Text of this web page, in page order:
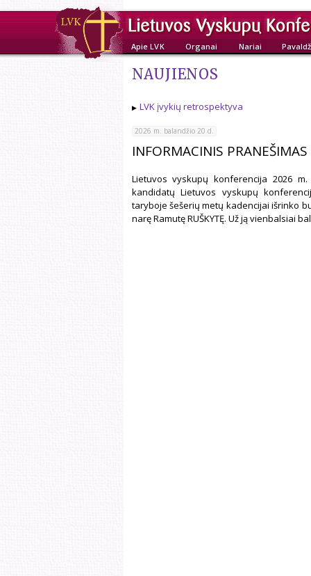
Apie LVK Organai Nariai
NAUJIENOS
LVK įvykių retrospektyva
2026 m. balandžio 20 d.
INFORMACINIS PRANEŠIMAS
Lietuvos vyskupų konferencija 2026
kandidatų Lietuvos vyskupų
taryboje šešerių metų kadencijai išrinko
narę Ramutę RUŠKYTĘ. Už ją vienbalsiai